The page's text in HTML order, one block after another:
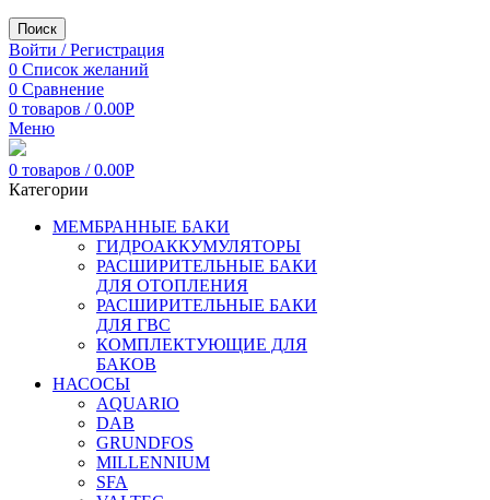
Поиск
Войти / Регистрация
0 Список желаний
0 Сравнение
0 товаров / 0.00Р
Меню
0 товаров / 0.00Р
Категории
МЕМБРАННЫЕ БАКИ
ГИДРОАККУМУЛЯТОРЫ
РАСШИРИТЕЛЬНЫЕ БАКИ
ДЛЯ ОТОПЛЕНИЯ
РАСШИРИТЕЛЬНЫЕ БАКИ
ДЛЯ ГВС
КОМПЛЕКТУЮЩИЕ ДЛЯ
БАКОВ
НАСОСЫ
AQUARIO
DAB
GRUNDFOS
MILLENNIUM
SFA